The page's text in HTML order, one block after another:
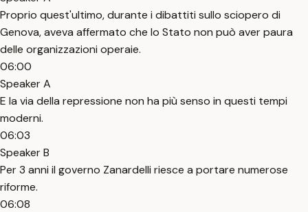
Proprio quest'ultimo, durante i dibattiti sullo sciopero di
Genova, aveva affermato che lo Stato non può aver paura
delle organizzazioni operaie.
06:00
Speaker A
E la via della repressione non ha più senso in questi tempi
moderni.
06:03
Speaker B
Per 3 anni il governo Zanardelli riesce a portare numerose
riforme.
06:08